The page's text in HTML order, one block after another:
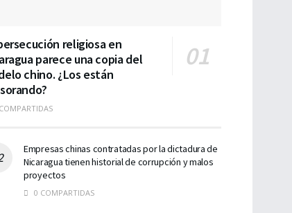
religiosa en
parece una copia del
chino. ¿Los están
Empresas chinas contratadas por la dictadura de
Nicaragua tienen historial de corrupción y malos
proyectos
0 COMPARTIDAS